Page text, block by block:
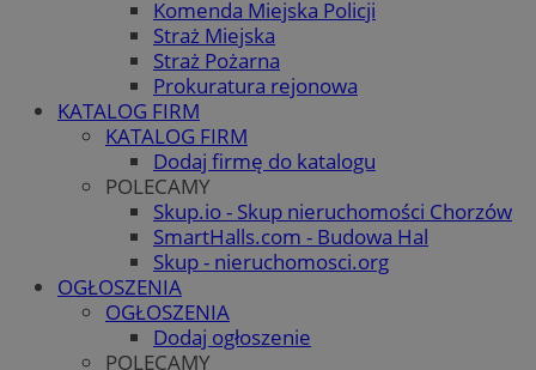
Komenda Miejska Policji
Straż Miejska
Straż Pożarna
Prokuratura rejonowa
KATALOG FIRM
KATALOG FIRM
Dodaj firmę do katalogu
POLECAMY
Skup.io - Skup nieruchomości Chorzów
SmartHalls.com - Budowa Hal
Skup - nieruchomosci.org
OGŁOSZENIA
OGŁOSZENIA
Dodaj ogłoszenie
POLECAMY